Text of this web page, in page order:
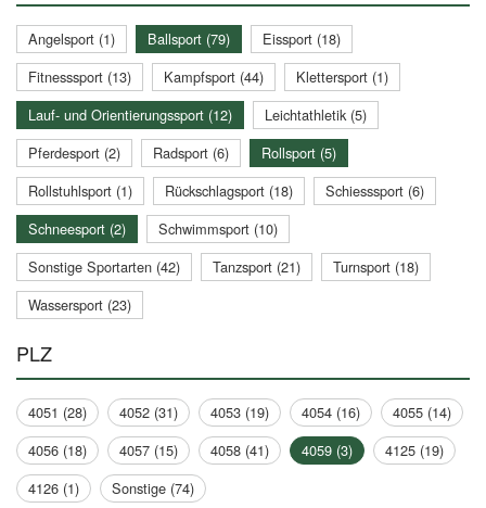
Angelsport (1) Ballsport (79)
Eissport (18)
Fitnesssport (13)
Kampfsport (44)
Klettersport (1)
Lauf- und Orientierungssport (12)
Leichtathletik (5)
Pferdesport (2)
Radsport (6)
Rollsport (5)
Rollstuhlsport (1)
Rückschlagsport (18)
Schiesssport (6)
Schneesport (2)
Schwimmsport (10)
Sonstige Sportarten (42)
Tanzsport (21)
Turnsport (18)
Wassersport (23)
PLZ
4051 (28) 4052 (31) 4053 (19) 4054 (16)
4055 (14)
4056 (18)
4057 (15) 4058 (41) 4059 (3)
4125 (19)
4126 (1)
Sonstige (74)